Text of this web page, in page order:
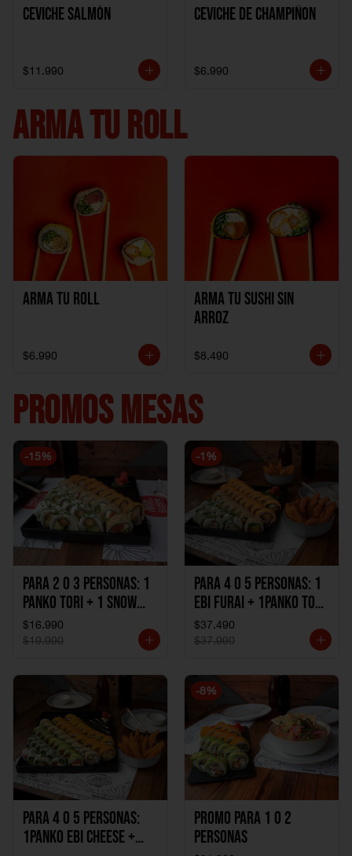
Ceviche Salmón
$11.990
Ceviche de Champiñon
$6.990
ARMA TU ROLL
Arma Tu Roll
$6.990
Arma tu Sushi sin
Arroz
$8.490
PROMOS MESAS
-15%
Para 2 o 3 personas: 1
Panko Tori + 1 Snow
Ebi Cheese + 1
California Sake Cheese
$16.990
$19.990
-1 %
Para 4 o 5 personas: 1
Ebi Furai + 1Panko Tori
+ 1Snow Kani +
1California Sake +
1Katzu de Camaron
$37.490
$37.990
Para 4 o 5 personas:
1Panko Ebi Cheese +
-8%
Promo Para 1 o 2
personas